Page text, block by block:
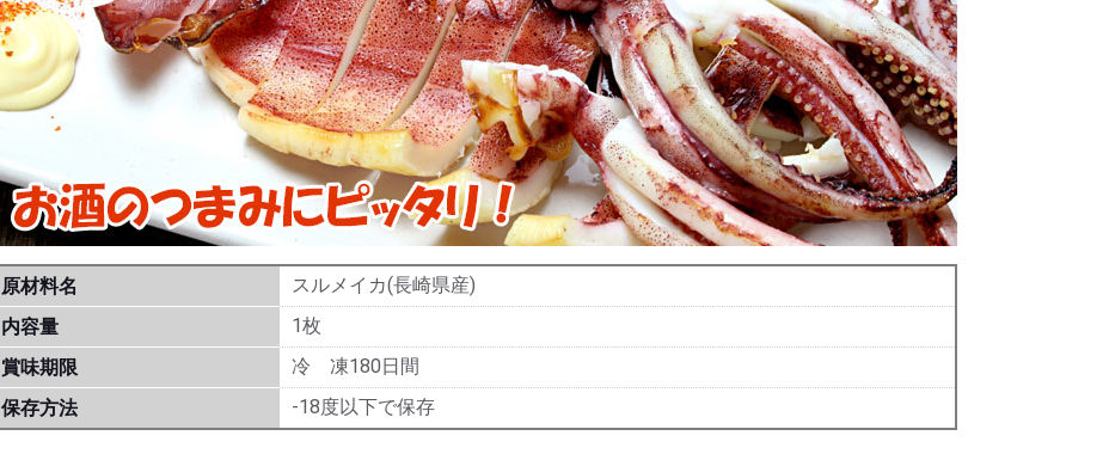
原材料名
スルメイカ(長崎県産)
内容量
1枚
賞味期限
冷 凍180日間
保存方法
-18度以下で保存